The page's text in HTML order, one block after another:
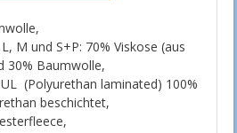
M und S+P: 70% Viskose (aus
30% Baumwolle,
(Polyurethan laminated) 100%
beschichtet,